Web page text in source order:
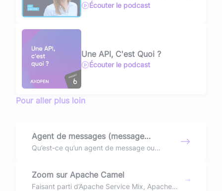
Émilie Caplat, DSI de l’emlyon
Écouter le podcast
Une API, C'est Quoi ?
Écouter le podcast
Pour aller plus loin
Agent de messages (message
brokers) : définition et usages
Qu’est-ce qu’un agent de message ou
Le point avec des exemples sur cet article !
Zoom sur Apache Camel
Faisant parti d’Apache Service Mix, Apache